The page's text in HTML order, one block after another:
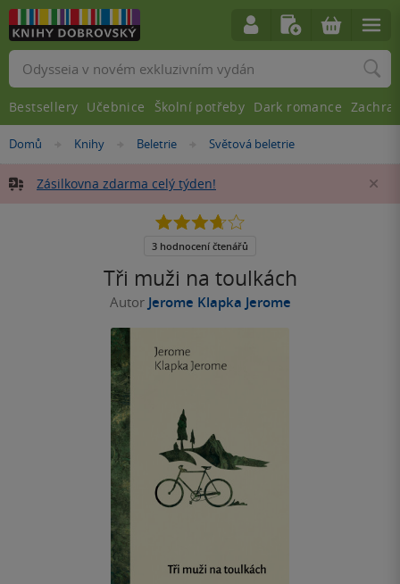
Nacházíte
zde:
Domů »
Knihy »
Beletrie »
Světová beletrie
Zásilkovna zdarma celý týden!
Tři muži na toulkách
Autor Jerome Klapka Jerome
3.7
5
3 hodnocení čtenářů
Vyhledávání
Bestsellery Učebnice Školní potřeby Dark romance